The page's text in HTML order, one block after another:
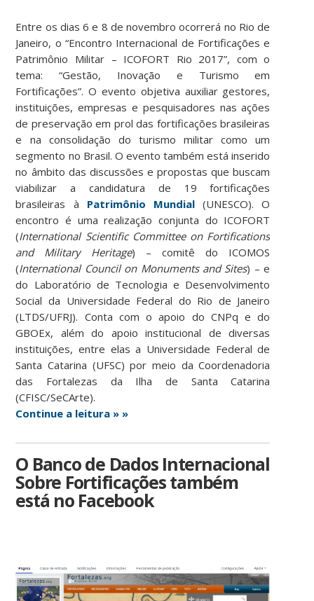
Entre os dias 6 e 8 de novembro ocorrerá no Rio de
Janeiro, o “Encontro Internacional de Fortificações e
Patrimônio Militar – ICOFORT Rio 2017”, com o
tema: “Gestão, Inovação e Turismo em
Fortificações”. O evento objetiva auxiliar gestores,
instituições, empresas e pesquisadores nas ações
de preservação em prol das fortificações brasileiras
e na consolidação do turismo militar como um
segmento no Brasil. O evento também está inserido
no âmbito das discussões e propostas que buscam
viabilizar a candidatura de 19 fortificações
brasileiras à Patrimônio Mundial(UNESCO). O
encontro é uma realização conjunta do ICOFORT
(International Scientific Committee on Fortifications
and Military Heritage) – comitê do ICOMOS
(International Council on Monuments and Sites) – e
do Laboratório de Tecnologia e Desenvolvimento
Social da Universidade Federal do Rio de Janeiro
(LTDS/UFRJ). Conta com o apoio do CNPq e do
GBOEx, além do apoio institucional de diversas
instituições, entre elas a Universidade Federal de
Santa Catarina (UFSC) por meio da Coordenadoria
das Fortalezas da Ilha de Santa Catarina
(CFISC/SeCArte).
Continue a leitura » »
O Banco de Dados Internacional
Sobre Fortificações também
está no Facebook